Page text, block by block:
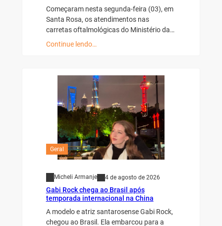
Começaram nesta segunda-feira (03), em
Santa Rosa, os atendimentos nas
carretas oftalmológicas do Ministério da…
Continue lendo…
Geral
Micheli Armanje 4 de agosto de 2026
Gabi Rock chega ao Brasil após
temporada internacional na China
A modelo e atriz santarosense Gabi Rock,
chegou ao Brasil. Ela embarcou para a